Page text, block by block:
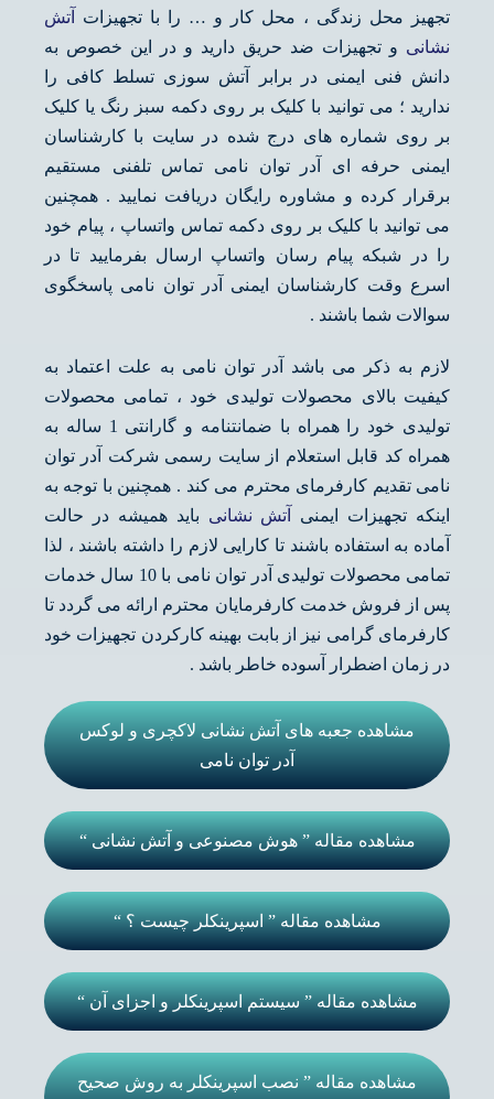
تجهیز محل زندگی ، محل کار و … را با تجهیزات
آتش
نشانی و تجهیزات ضد حریق دارید و در این خصوص به
دانش فنی ایمنی در برابر آتش سوزی تسلط کافی را
ندارید ؛ می توانید با کلیک بر روی دکمه سبز رنگ یا کلیک
بر روی شماره های درج شده در سایت با کارشناسان
ایمنی حرفه ای آدر توان نامی تماس تلفنی مستقیم
برقرار کرده و مشاوره رایگان دریافت نمایید . همچنین
می توانید با کلیک بر روی دکمه تماس واتساپ ، پیام خود
را در شبکه پیام رسان واتساپ ارسال بفرمایید تا در
اسرع وقت کارشناسان ایمنی آدر توان نامی پاسخگوی
سوالات شما باشند .
لازم به ذکر می باشد آدر توان نامی به علت اعتماد به
کیفیت بالای محصولات تولیدی خود ، تمامی محصولات
تولیدی خود را همراه با ضمانتنامه و گارانتی 1 ساله به
همراه کد قابل استعلام از سایت رسمی شرکت آدر توان
نامی تقدیم کارفرمای محترم می کند . همچنین با توجه به
اینکه تجهیزات ایمنی
آتش نشانی باید همیشه در حالت
آماده به استفاده باشند تا کارایی لازم را داشته باشند ، لذا
تمامی محصولات تولیدی آدر توان نامی با 10 سال خدمات
پس از فروش خدمت کارفرمایان محترم ارائه می گردد تا
کارفرمای گرامی نیز از بابت بهینه کارکردن تجهیزات خود
در زمان اضطرار آسوده خاطر باشد .
مشاهده جعبه های آتش نشانی لاکچری و لوکس
آدر توان نامی
مشاهده مقاله ” هوش مصنوعی و آتش نشانی “
مشاهده مقاله ” اسپرینکلر چیست ؟ “
مشاهده مقاله ” سیستم اسپرینکلر و اجزای آن “
مشاهده مقاله ” نصب اسپرینکلر به روش صحیح